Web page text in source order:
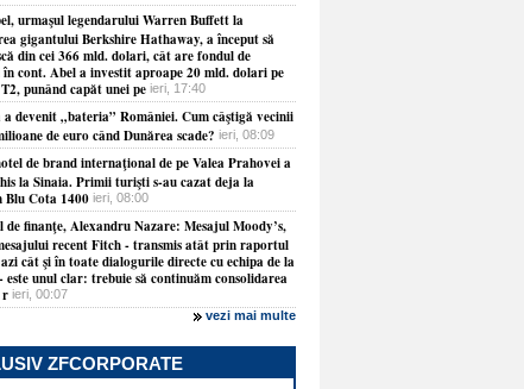
urmaşul legendarului Warren Buffett la
gigantului Berkshire Hathaway, a început să
din cei 366 mld. dolari, cât are fondul de
cont. Abel a investit aproape 20 mld. dolari pe
punând capăt unei pe ieri, 17:40
devenit „bateria” României. Cum câştigă vecinii
de euro când Dunărea scade? ieri, 08:09
de brand internaţional de pe Valea Prahovei a
la Sinaia. Primii turişti s-au cazat deja la
Blu Cota 1400 ieri, 08:00
finanţe, Alexandru Nazare: Mesajul Moody’s,
recent Fitch - transmis atât prin raportul
cât şi în toate dialogurile directe cu echipa de la
este unul clar: trebuie să continuăm consolidarea
r ieri, 00:07
vezi mai multe
ZFCORPORATE